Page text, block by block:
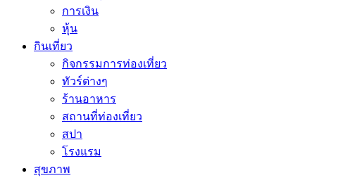
การเงิน
หุ้น
กินเที่ยว
กิจกรรมการท่องเที่ยว
ทัวร์ต่างๆ
ร้านอาหาร
สถานที่ท่องเที่ยว
สปา
โรงแรม
สุขภาพ